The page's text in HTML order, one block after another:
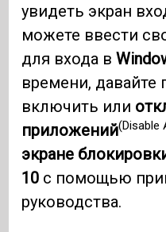
увидеть экран
можете ввести
для входа в
времени, давайте
включить или
приложений(Disable
экране
10 с помощью
руководства.